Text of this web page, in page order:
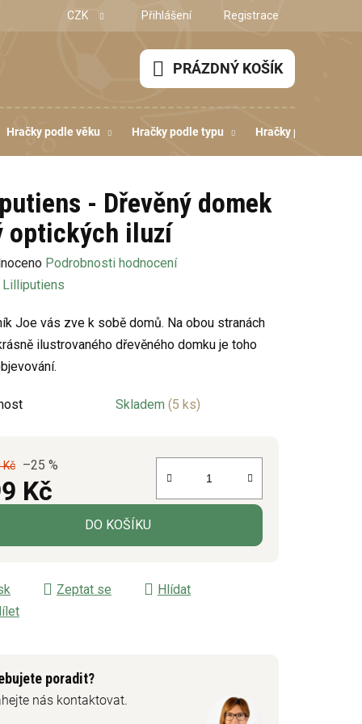
CZK Přihlášení Registrace
NÁKUPNÍ
KOŠÍK
PRÁZDNÝ KOŠÍK
Hračky podle věku Hračky podle typu Hračky podle
- Dřevěný domek
optických iluzí
Podrobnosti hodnocení
Lilliputiens
Joe vás zve k sobě domů. Na obou stranách
ilustrovaného dřevěného domku je toho
Skladem (5 ks)
Kč –25 %
Kč
cena:
DO KOŠÍKU
Zeptat se
Hlídat
poradit?
nás kontaktovat.